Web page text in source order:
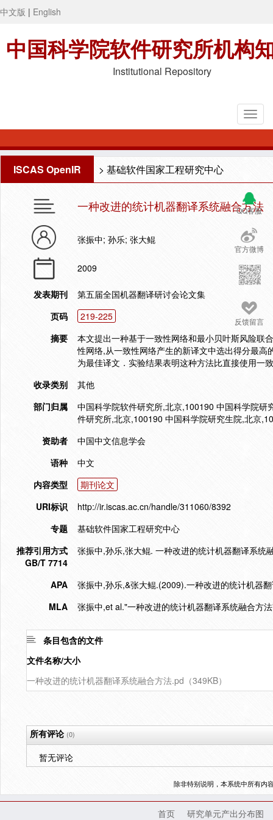
中文版 | English
中国科学院软件研究所机构
Institutional Repository
ISCAS OpenIR > 基础软件国家工程研究中心
QQ客服
官方微博
反馈留言
一种改进的统计机器翻译系统融合方法
张振中; 孙乐; 张大鲲
2009
发表期刊
第五届全国机器翻译研讨会论文集
页码
219-225
摘要
本文提出一种基于一致性网络和最小贝叶斯风险联
性网络,从一致性网络产生的新译文中选出得分最
为最佳译文．实验结果表明这种方法比直接使用一
收录类别
其他
部门归属
中国科学院软件研究所,北京,100190 中国科学院
件研究所,北京,100190 中国科学院研究生院,北京
资助者
中国中文信息学会
语种
中文
内容类型
期刊论文
URI标识
http://ir.iscas.ac.cn/handle/311060/8392
专题
基础软件国家工程研究中心
推荐引用方式
GB/T 7714
张振中,孙乐,张大鲲. 一种改进的统计机器翻译系
APA
张振中,孙乐,&张大鲲.(2009).一种改进的统计机器
MLA
张振中,et al."一种改进的统计机器翻译系统融合方
条目包含的文件
文件名称/大小
一种改进的统计机器翻译系统融合方法.pd（349KB）
所有评论(0)
暂无评论
除非特别说明，本系统中所有内
首页 研究单元产出分布图